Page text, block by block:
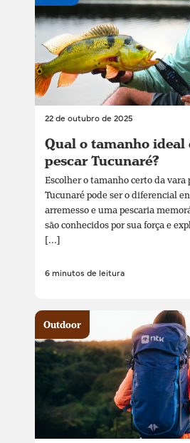
22 de outubro de 2025
Qual o tamanho ideal
pescar Tucunaré?
Escolher o tamanho certo da vara
Tucunaré pode ser o diferencial
arremesso e uma pescaria
são conhecidos por sua força e
[...]
6 minutos de leitura
Outdoor